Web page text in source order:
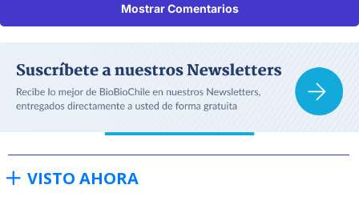
Mostrar Comentarios
VISTO AHORA